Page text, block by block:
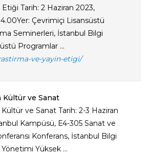
Etiği Tarih: 2 Haziran 2023,
Çevrimiçi Lisansüstü
Seminerleri, İstanbul Bilgi
Programlar ...
ve-yayin-etigi/
Kültür ve Sanat
ve Sanat Tarih: 2-3 Haziran
Kampüsü, E4-305 Sanat ve
Konferans, İstanbul Bilgi
Yüksek ...